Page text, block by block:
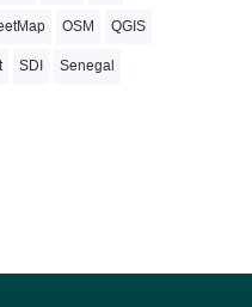
OSM QGIS
SDI Senegal